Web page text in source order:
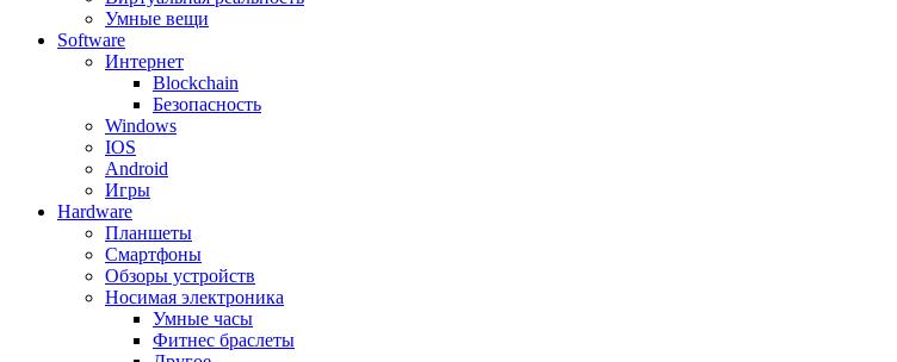
Умные вещи
Software
Интернет
Blockchain
Безопасность
Windows
IOS
Android
Игры
Hardware
Планшеты
Смартфоны
Обзоры устройств
Носимая электроника
Умные часы
Фитнес браслеты